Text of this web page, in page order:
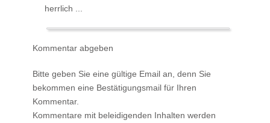
herrlich ...
Kommentar abgeben
Bitte geben Sie eine gültige Email an, denn Sie
bekommen eine Bestätigungsmail für Ihren
Kommentar.
Kommentare mit beleidigenden Inhalten werden